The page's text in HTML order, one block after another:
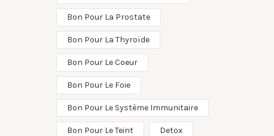
Bon Pour La Prostate
Bon Pour La Thyroïde
Bon Pour Le Coeur
Bon Pour Le Foie
Bon Pour Le Système Immunitaire
Bon Pour Le Teint Detox